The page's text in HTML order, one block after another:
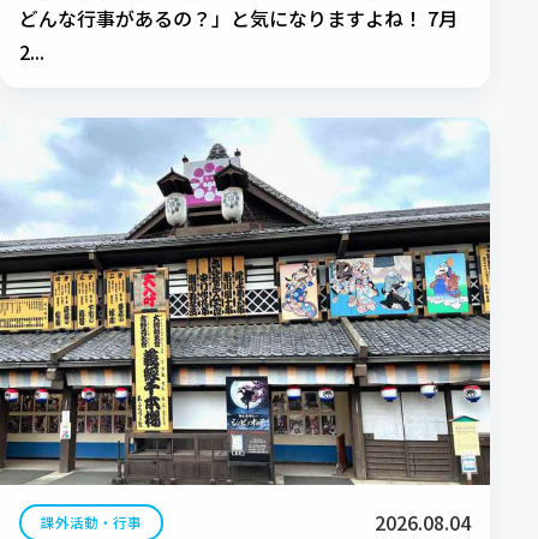
どんな行事があるの？」と気になりますよね！ 7月
2...
課外活動・行事
2026.08.04